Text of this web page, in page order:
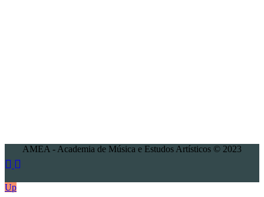
AMEA - Academia de Música e Estudos Artísticos © 2023
Up